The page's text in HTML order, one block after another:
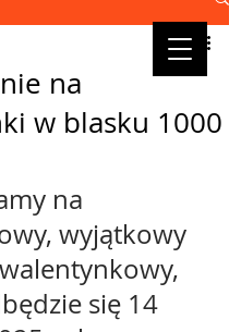
na
w blasku 1000
na
wyjątkowy
się 14